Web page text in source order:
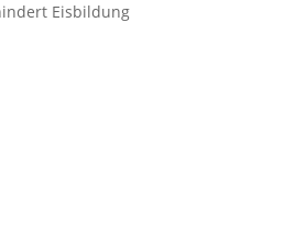
Eisbildung